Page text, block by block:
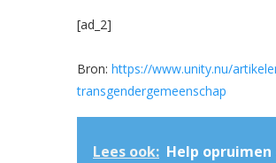
[ad_2]
Bron: https://www.unity.nu/
transgendergemeenschap
Lees ook: Help opruimen